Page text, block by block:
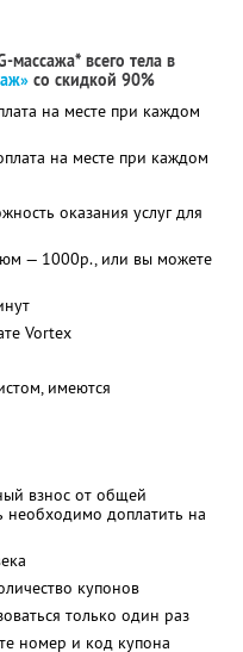
массажа* всего тела в
со скидкой 90%
на месте при каждом
на месте при каждом
оказания услуг для
— 1000р., или вы можете
Vortex
имеются
взнос от общей
необходимо доплатить на
купонов
только один раз
номер и код купона